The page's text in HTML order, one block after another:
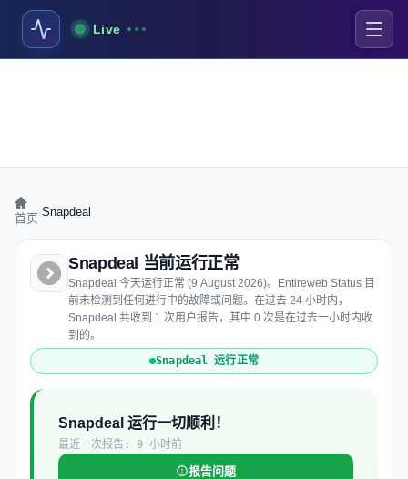
Live
首页 Snapdeal
Snapdeal 当前运行正常
Snapdeal 今天运行正常 (9 August 2026)。Entireweb Status 目
前未检测到任何进行中的故障或问题。在过去 24 小时内，
Snapdeal 共收到 1 次用户报告，其中 0 次是在过去一小时内收
到的。
Snapdeal 运行正常
Snapdeal 运行一切顺利！
最近一次报告: 9 小时前
报告问题